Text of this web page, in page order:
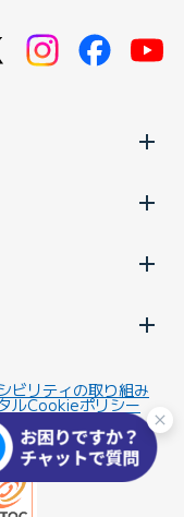
ビリティの取り組み
ルCookieポリシー
ィ基本方針